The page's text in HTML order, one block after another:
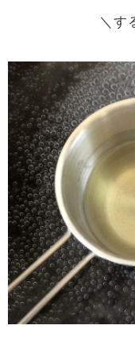
＼す